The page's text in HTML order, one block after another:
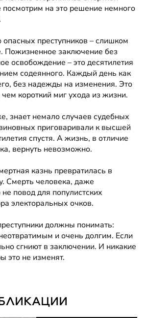
посмотрим на это решение немного
опасных преступников – слишком
Пожизненное заключение без
освобождение – это десятилетия
содеянного. Каждый день как
без надежды на изменения. Это
короткий миг ухода из жизни.
знает немало случаев судебных
приговаривали к высшей
спустя. А жизнь, в отличие
вернуть невозможно.
казнь превратилась в
Смерть человека, даже
повод для популистских
электоральных очков.
должны понимать:
и очень долгим. Если
сгниют в заключении. И никакие
это не изменят.